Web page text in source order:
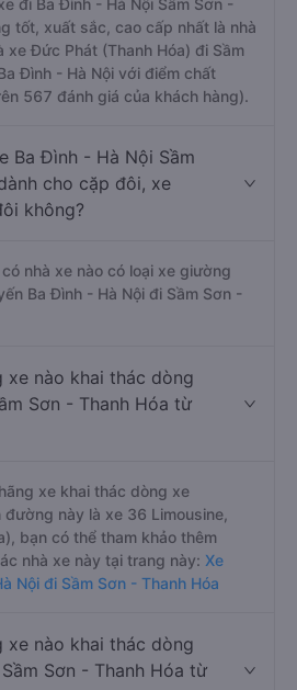
nhất?
đi Ba Đình - Hà Nội Sầm Sơn -
tốt, xuất sắc, cao cấp nhất là nhà
Đình - Hà Nội với điểm chất
567 đánh giá của khách hàng).
cho cặp đôi, xe
không?
Ba Đình - Hà Nội đi Sầm Sơn -
Sơn - Thanh Hóa từ
xe khai thác dòng xe
này là xe 36 Limousine,
nhà xe này tại trang này:
Nội đi Sầm Sơn - Thanh Hóa